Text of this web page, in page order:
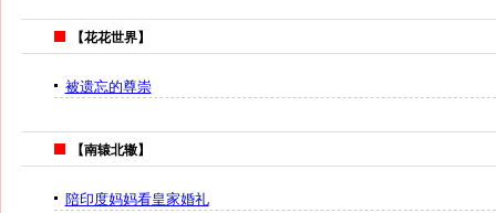
【花花世界】
被遗忘的尊崇
【南辕北辙】
陪印度妈妈看皇家婚礼